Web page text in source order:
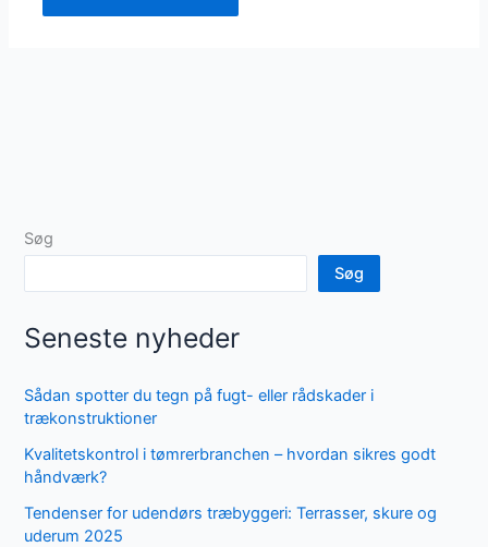
Søg
Søg
Seneste nyheder
Sådan spotter du tegn på fugt- eller rådskader i
trækonstruktioner
Kvalitetskontrol i tømrerbranchen – hvordan sikres godt
håndværk?
Tendenser for udendørs træbyggeri: Terrasser, skure og
uderum 2025